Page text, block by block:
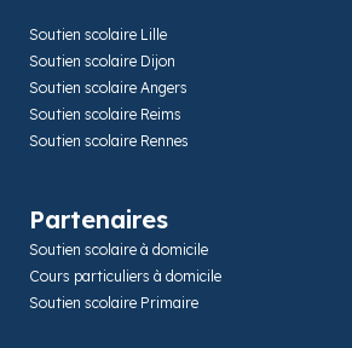
Soutien scolaire Lille
Soutien scolaire Dijon
Soutien scolaire Angers
Soutien scolaire Reims
Soutien scolaire Rennes
Partenaires
Soutien scolaire à domicile
Cours particuliers à domicile
Soutien scolaire Primaire